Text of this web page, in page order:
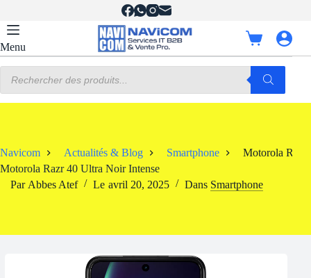
contenu
Menu
Panier
d’achat
produits
Navicom Actualités & Blog Smartphone
Motorola Razr
Motorola Razr 40 Ultra Noir Intense
Par Abbes Atef Le avril 20, 2025 Dans Smartphone